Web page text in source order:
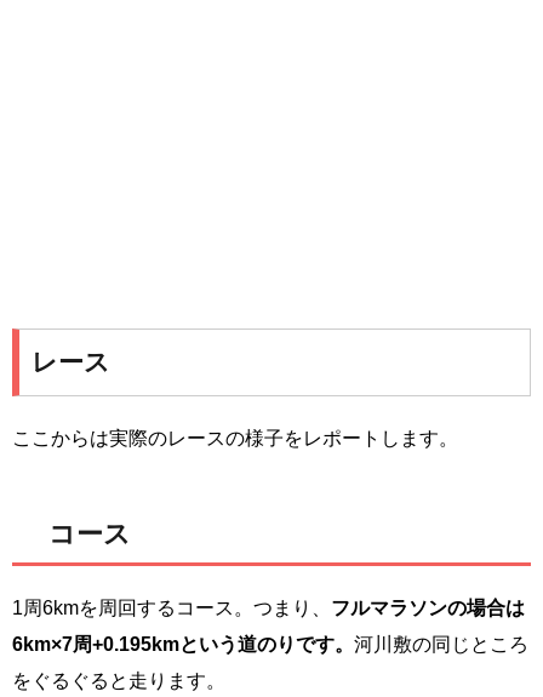
レース
ここからは実際のレースの様子をレポートします。
コース
1周6kmを周回するコース。つまり、 フルマラソンの場合は
6km×7周+0.195kmという道のりです。 河川敷の同じところ
をぐるぐると走ります。